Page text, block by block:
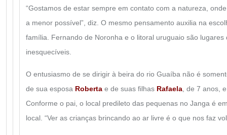
“Gostamos de estar sempre em contato com a natureza,
a menor possível”, diz. O mesmo pensamento auxilia na
família. Fernando de Noronha e o litoral uruguaio são lugares
inesquecíveis.
O entusiasmo de se dirigir à beira do rio Guaíba não é
de sua esposa Roberta e de suas filhas Rafaela , de 7 anos,
Conforme o pai, o local predileto das pequenas no Janga é
local. “Ver as crianças brincando ao ar livre é o que nos faz